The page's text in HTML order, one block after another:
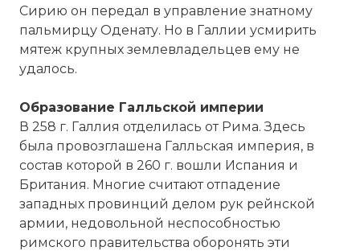
Сирию он передал в управление знатному
пальмирцу Оденату. Но в Галлии усмирить
мятеж крупных землевладельцев ему не
удалось.
Образование Галльской империи
В 258 г. Галлия отделилась от Рима. Здесь
была провозглашена Галльская империя, в
состав которой в 260 г. вошли Испания и
Британия. Многие считают отпадение
западных провинций делом рук рейнской
армии, недовольной неспособностью
римского правительства оборонять эти